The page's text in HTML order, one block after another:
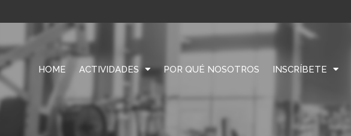
HOME ACTIVIDADES POR QUÉ NOSOTROS INSCRÍBETE